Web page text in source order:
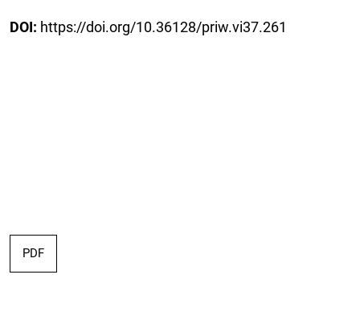
DOI: https://doi.org/10.36128/priw.vi37.261
PDF